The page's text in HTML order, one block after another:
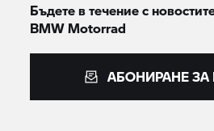
Бъдете в течение с
BMW Motorrad
АБОНИРАНЕ